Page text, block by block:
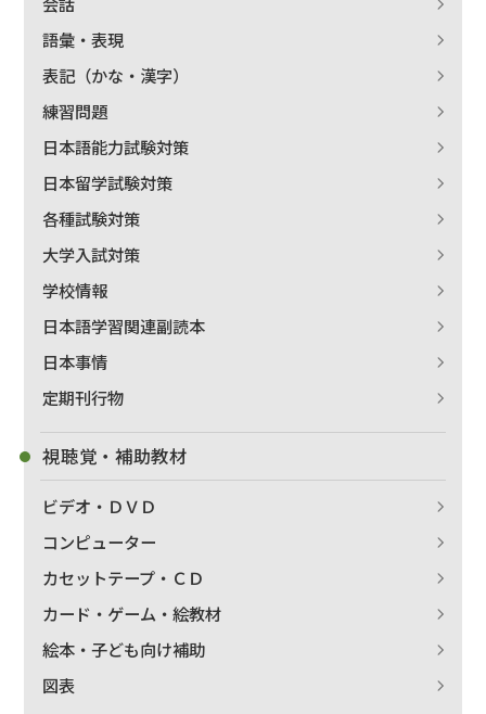
語彙・表現
表記（かな・漢字）
練習問題
日本語能力試験対策
日本留学試験対策
各種試験対策
大学入試対策
学校情報
日本語学習関連副読本
日本事情
定期刊行物
視聴覚・補助教材
ビデオ・ＤＶＤ
コンピューター
カセットテープ・ＣＤ
カード・ゲーム・絵教材
絵本・子ども向け補助
図表